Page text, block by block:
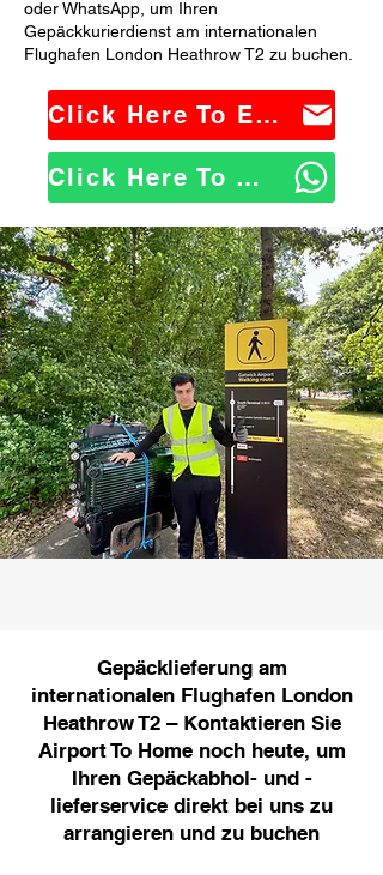
oder WhatsApp, um Ihren
Gepäckkurierdienst am internationalen
Flughafen London Heathrow T2 zu buchen.
Click Here To Email Us
Click Here To WhatsApp Us
Gepäcklieferung am
internationalen Flughafen London
Heathrow T2 – Kontaktieren Sie
Airport To Home noch heute, um
Ihren Gepäckabhol- und -
lieferservice direkt bei uns zu
arrangieren und zu buchen